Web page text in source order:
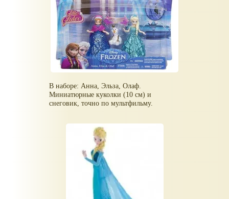
В наборе: Анна, Эльза, Олаф.
Миниатюрные куколки (10 см) и
снеговик, точно по мультфильму.